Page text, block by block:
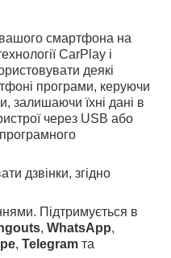
смартфона на
CarPlay і
деякі
програми, керуючи
залишаючи їхні дані в
через USB або
дзвінки, згідно
Підтримується в
, WhatsApp,
, Telegram та